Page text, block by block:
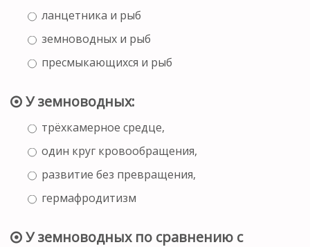
ланцетника и рыб
земноводных и рыб
пресмыкающихся и рыб
У земноводных:
трёхкамерное средце,
один круг кровообращения,
развитие без превращения,
гермафродитизм
У земноводных по сравнению с